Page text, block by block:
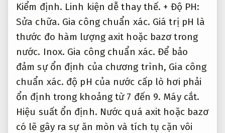
Kiểm định. Linh kiện dễ thay thế. + Độ PH:
Sửa chữa. Gia công chuẩn xác. Giá trị pH là
thước đo hàm lượng axit hoặc bazơ trong
nước. Inox. Gia công chuẩn xác. Để bảo
đảm sự ổn định của chương trình, Gia công
chuẩn xác. độ pH của nước cấp lò hơi phải
ổn định trong khoảng từ 7 đến 9. Máy cắt.
Hiệu suất ổn định. Nước quá axit hoặc bazơ
có lẽ gây ra sự ăn mòn và tích tụ cặn vôi